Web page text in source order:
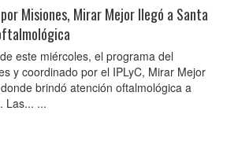
Misiones, Mirar Mejor llegó a Santa
este miércoles, el programa del
y coordinado por el IPLyC, Mirar Mejor
brindó atención oftalmológica a
Las... ...